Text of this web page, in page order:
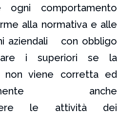
ogni comportamento
alla normativa e alle
aziendali con obbligo
i superiori se la
non viene corretta ed
anche
le attività dei